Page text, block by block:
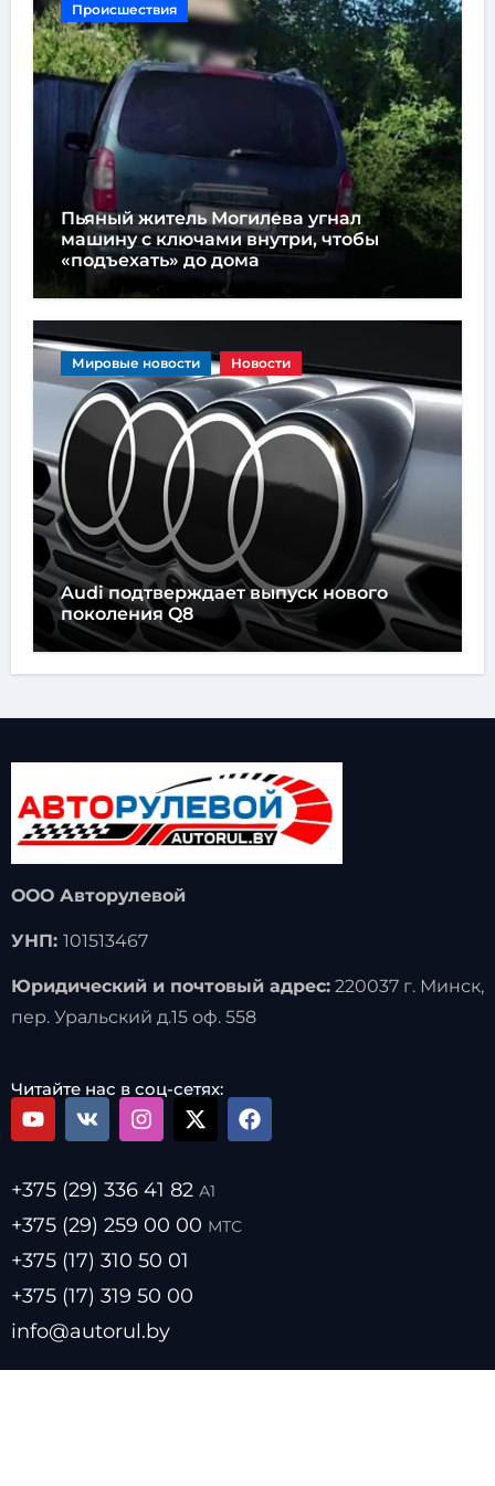
Происшествия
Пьяный житель Могилева угнал
машину с ключами внутри, чтобы
«подъехать» до дома
Мировые новости Новости
Audi подтверждает выпуск нового
поколения Q8
ООО Авторулевой
УНП: 101513467
Юридический и почтовый адрес:220037 г. Минск,
пер. Уральский д.15 оф. 558
Читайте нас в соц-сетях:
+375 (29) 336 41 82 А1
+375 (29) 259 00 00 МТС
+375 (17) 310 50 01
+375 (17) 319 50 00
info@autorul.by